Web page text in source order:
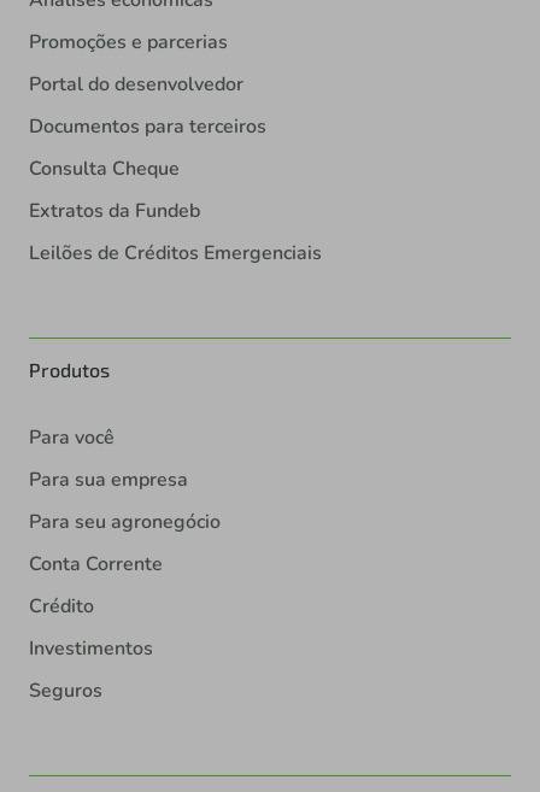
Promoções e parcerias
Portal do desenvolvedor
Documentos para terceiros
Consulta Cheque
Extratos da Fundeb
Leilões de Créditos Emergenciais
Produtos
Para você
Para sua empresa
Para seu agronegócio
Conta Corrente
Crédito
Investimentos
Seguros